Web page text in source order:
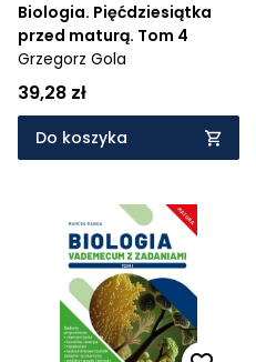
Biologia. Pięćdziesiątka
przed maturą. Tom 4
Grzegorz Gola
39,28 zł
Do koszyka